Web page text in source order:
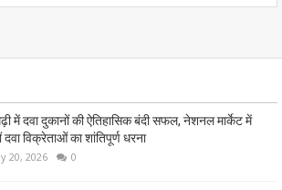
में दवा दुकानों की ऐतिहासिक बंदी सफल, नेशनल मार्केट में
विक्रेताओं का शांतिपूर्ण धरना
20, 2026 0